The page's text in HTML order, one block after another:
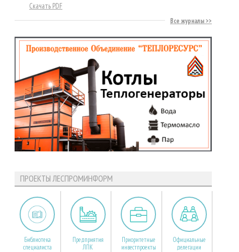
Скачать PDF
Все журналы
ПРОЕКТЫ ЛЕСПРОМИНФОРМ
Библиотека
специалиста
Предприятия
ЛПК
Приоритетные
инвестпроекты
Официальные
делегации